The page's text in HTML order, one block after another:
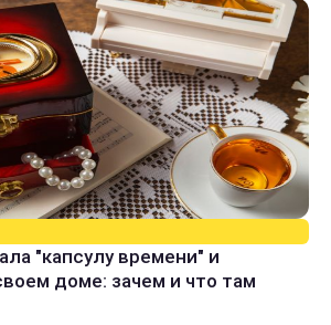
"капсулу времени" и
доме: зачем и что там